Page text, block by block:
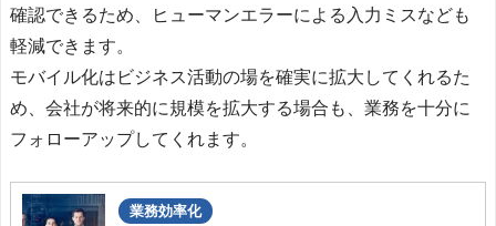
確認できるため、ヒューマンエラーによる入力ミスなども
軽減できます。
モバイル化はビジネス活動の場を確実に拡大してくれるた
め、会社が将来的に規模を拡大する場合も、業務を十分に
フォローアップしてくれます。
業務効率化